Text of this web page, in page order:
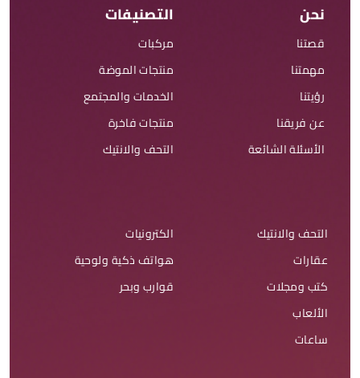
نحن
قصتنا
مهمتنا
رؤيتنا
عن فريقنا
الأسئلة الشائعة
التصنيفات
مركبات
منتجات الموضة
الخدمات والمجتمع
منتجات فاخرة
التحف والانتيك
التحف والانتيك
عقارات
كتب ومجلات
الألعاب
ساعات
الكترونيات
هواتف ذكية ولوحية
قوارب وبحر